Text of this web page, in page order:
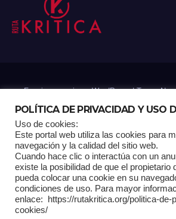
Funciona gracias a WordPress|Tema:
Home Análisis Carrito RK Contactos
Multimedia Página de ejemplo
POLÍTICA DE PRIVACIDAD Y USO
Uso de cookies:
Este portal web utiliza las cookies para
navegación y la calidad del sitio web.
Cuando hace clic o interactúa con un
existe la posibilidad de que el propietario
pueda colocar una cookie en su
condiciones de uso. Para mayor
enlace: https://rutakritica.org/politica-de-
cookies/